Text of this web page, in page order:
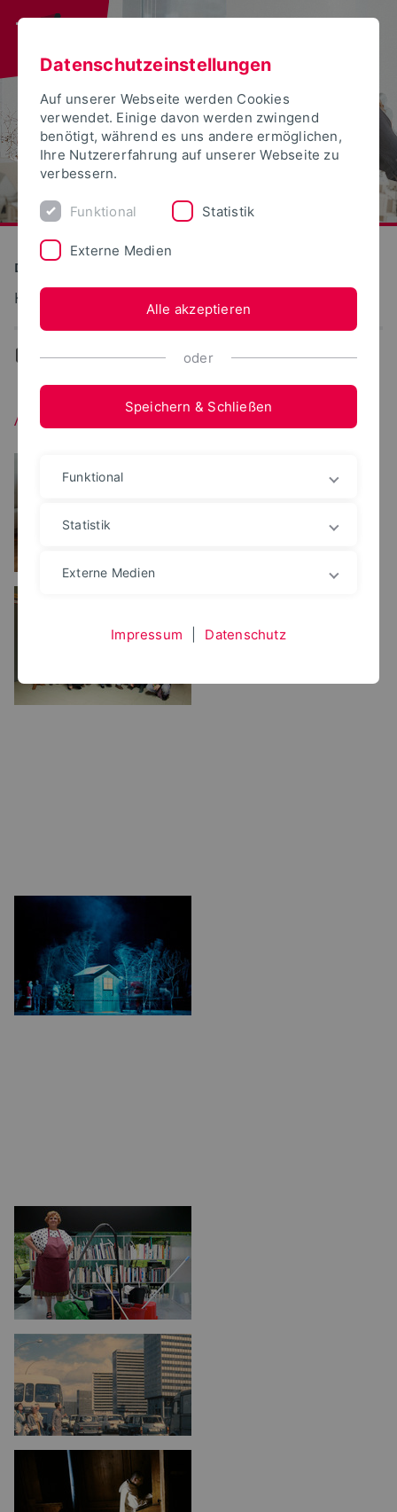
Detmolder Schule für Gestaltung
Kunst und Kulturgeschichte
... Ausstellungen/Filme
Ausstellungen/Filme
Datenschutzeinstellungen
Auf unserer Webseite werden Cookies
verwendet. Einige davon werden zwingend
benötigt, während es uns andere ermöglichen,
Ihre Nutzererfahrung auf unserer Webseite zu
verbessern.
Funktional Statistik
Externe Medien
Alle akzeptieren
oder
Speichern & Schließen
Funktional
Statistik
Externe Medien
Impressum Datenschutz